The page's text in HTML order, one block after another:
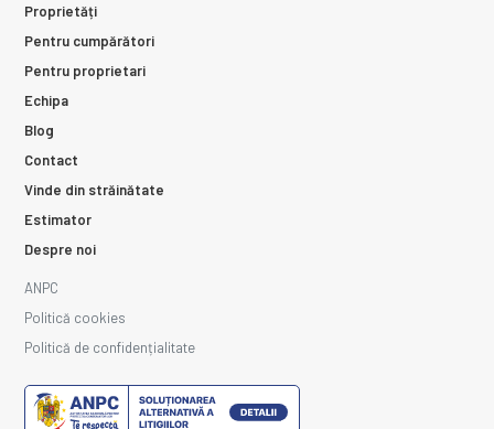
Proprietăți
Pentru cumpărători
Pentru proprietari
Echipa
Blog
Contact
Vinde din străinătate
Estimator
Despre noi
ANPC
Politică cookies
Politică de confidențialitate